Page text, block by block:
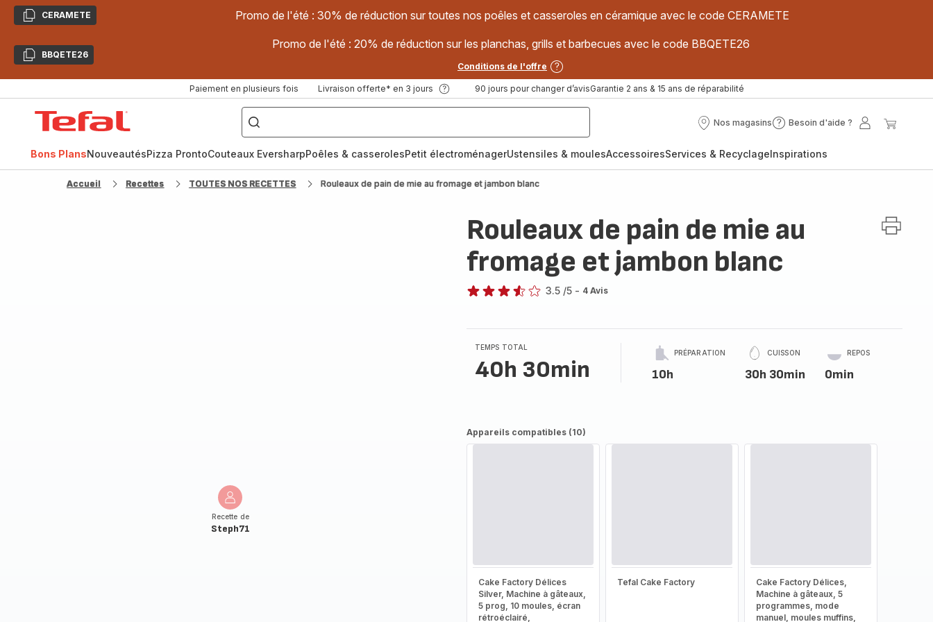
CopierCERAMETE Promo de l'été : 30% de réduction sur toutes nos poêles et casseroles en céramique avec le code CERAMETE
CopierBBQETE26
Promo de l'été : 20% de réduction sur les planchas, grills et barbecues avec le code BBQETE26
Conditions de l'offre
Paiement en plusieurs fois Livraison offerte* en 3 jours 90 jours pour changer d’avisGarantie 2 ans & 15 ans de réparabilité
["Poêles
inox,
Cake
Factory,
Nos magasins
Nos
Besoin d'aide ?
Besoin
?
Mon
Bons PlansNouveautésPizza ProntoCouteaux EversharpPoêles & casserolesPetit électroménagerUstensiles & moulesAccessoiresServices & RecyclageInspirations
Accueil Recettes TOUTES NOS RECETTES Rouleaux de pain de mie au fromage et jambon blanc
Recette de
Steph71
Rouleaux de pain de mie au
fromage et jambon blanc
3.5 /5 - 4 Avis
TEMPS TOTAL
40h 30min
PRÉPARATION
10h
CUISSON
30h 30min
REPOS
0min
Appareils compatibles (10)
Cake Factory Délices
Silver, Machine à gâteaux,
5 prog, 10 moules, écran
rétroéclairé,
Tefal Cake Factory
Cake Factory Délices,
Machine à gâteaux, 5
programmes, mode
manuel, moules muffins,